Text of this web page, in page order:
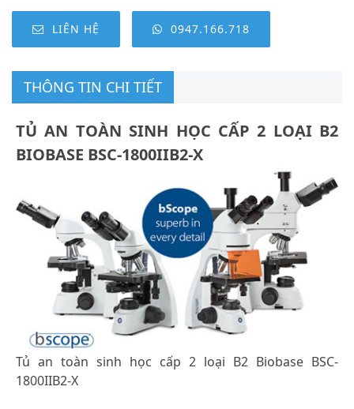
LIÊN HỆ 0947.166.718
THÔNG TIN CHI TIẾT
TỦ AN TOÀN SINH HỌC CẤP 2 LOẠI B2
BIOBASE BSC-1800IIB2-X
Tủ an toàn sinh học cấp 2 loại B2 Biobase BSC-
1800IIB2-X